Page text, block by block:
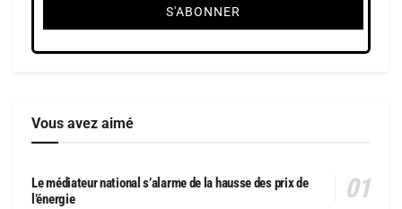
Vous avez aimé
Le médiateur national s’alarme de la hausse des prix de
l’énergie